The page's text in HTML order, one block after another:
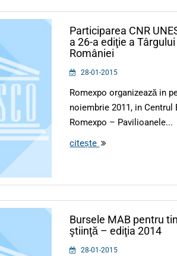
Participarea CNR
a 26-a ediţie a
României
28-01-2015
Romexpo organizează in
noiembrie 2011, in Centrul
Romexpo – Pavilioanele...
citește
Bursele MAB pentru
ştiinţă – ediţia 2014
28-01-2015